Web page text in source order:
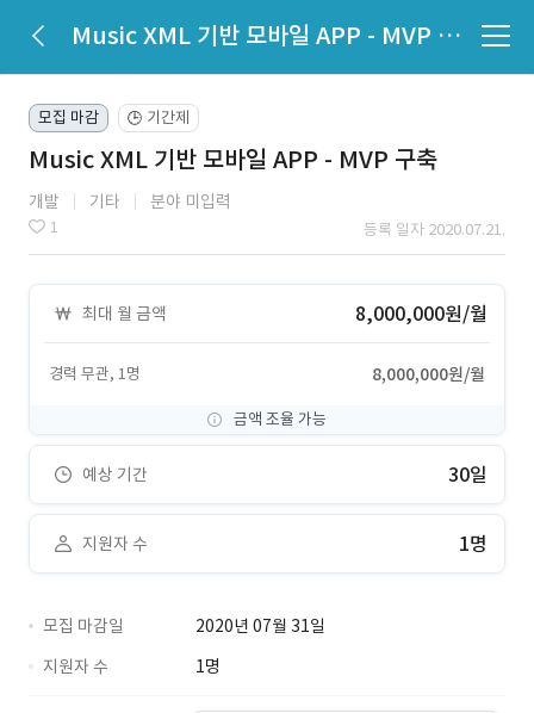
Music XML 기반 모바일 APP - MVP 구축
모집 마감 🕒 기간제
Music XML 기반 모바일 APP - MVP 구축
개발 기타 분야 미입력
1 등록 일자 2020.07.21.
최대 월 금액 8,000,000원/월
경력 무관, 1명 8,000,000원/월
금액 조율 가능
예상 기간 30일
지원자 수 1명
모집 마감일
2020년 07월 31일
지원자 수
1명